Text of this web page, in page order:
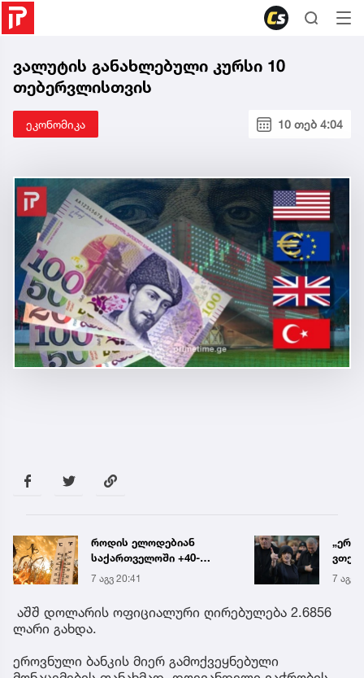
ვალუტის განახლებული კურსი 10
თებერვლისთვის
ეკონომიკა 10 თებ 4:04
„ერთი წინადადება რომ
ვთქვა, ის გახდის
ნათელს, თუ რატომ იყო
ნია იმნაძე
წამქეზებელი...“ - გიგა
ავალიანის დედა
7 აგვ 20:19
რა
7 აგვ
აშშ დოლარის ოფიციალური ღირებულება 2.6856
ლარი გახდა.
ეროვნული ბანკის მიერ გამოქვეყნებული